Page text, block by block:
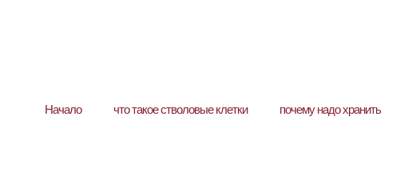
Hачало что такое стволовые клетки почему надо хранить